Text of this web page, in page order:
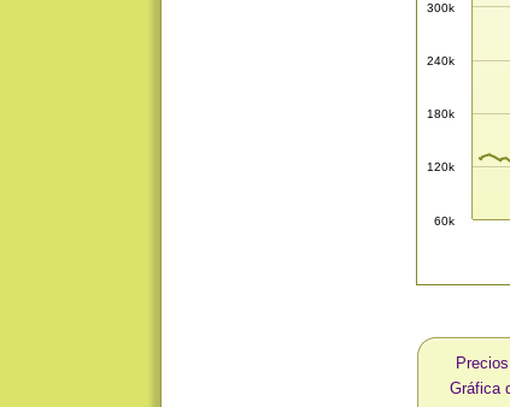
60k
120k
180k
240k
300k
Gráfica